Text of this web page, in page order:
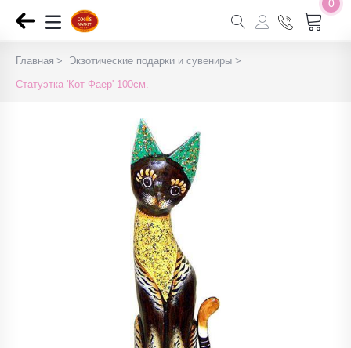
0
Главная
Экзотические подарки и сувениры
Статуэтка 'Кот Фаер' 100см.